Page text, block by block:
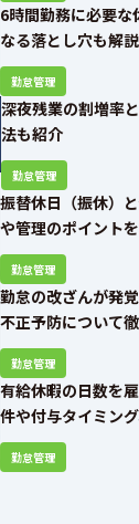
6時間勤務に必要な
なる落とし穴も解説
勤怠管理
深夜残業の割増率
法も紹介
勤怠管理
振替休日（振休）
や管理のポイント
勤怠管理
勤怠の改ざんが発
不正予防について
勤怠管理
有給休暇の日数を
件や付与タイミン
勤怠管理